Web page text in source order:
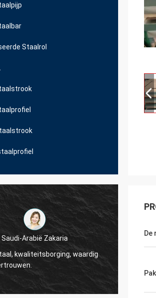
Staalrol
Saudi-Arabië Zakaria
kwaliteitsborging, waardig
De